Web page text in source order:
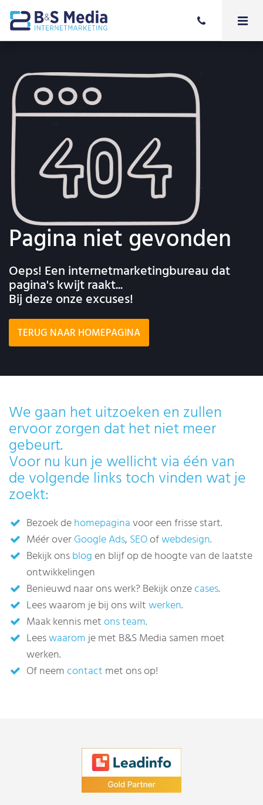
Pagina niet gevonden
Oeps! Een internetmarketingbureau dat
pagina's kwijt raakt...
Bij deze onze excuses!
TERUG NAAR HOMEPAGINA
We gaan het uitzoeken en zullen
ervoor zorgen dat het niet meer
gebeurt.
Voor nu kun je wellicht via één van
de volgende links toch vinden wat je
zoekt:
Bezoek dehomepaginavoor een frisse start.
Méér overGoogle Ads, SEOofwebdesign.
Bekijk onsblogen blijf op de hoogte van de laatste
ontwikkelingen
Benieuwd naar ons werk? Bekijk onzecases.
Lees waarom je bij ons wiltwerken.
Maak kennis metons team.
Leeswaaromje met B&S Media samen moet
werken.
Of neemcontact met ons op!